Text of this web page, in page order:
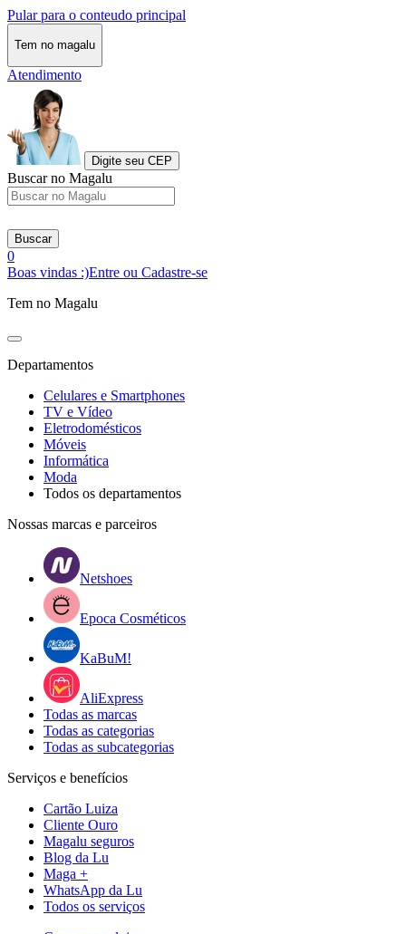
Pular para o conteudo principal
Tem no magalu
Atendimento
Digite seu CEP
Buscar no Magalu
Buscar
0
Boas vindas :)Entre ou Cadastre-se
Tem no Magalu
Departamentos
Celulares e Smartphones
TV e Vídeo
Eletrodomésticos
Móveis
Informática
Moda
Todos os departamentos
Nossas marcas e parceiros
Netshoes
Epoca Cosméticos
KaBuM!
AliExpress
Todas as marcas
Todas as categorias
Todas as subcategorias
Serviços e benefícios
Cartão Luiza
Cliente Ouro
Magalu seguros
Blog da Lu
Maga +
WhatsApp da Lu
Todos os serviços